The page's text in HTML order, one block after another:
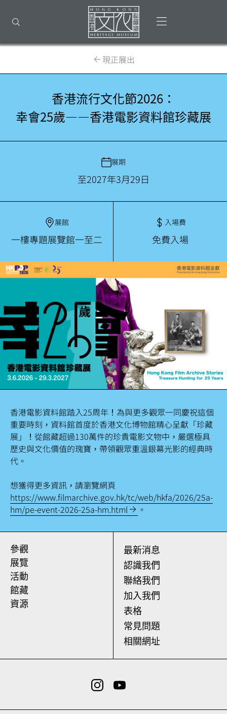
部
打開搜尋
首
頁
打開選單
現正展出
香港流行文化節2026：
幸會25歲——香港電影資料館珍藏展
展館
一樓專題展覽館一至二
展期
至2027年3月29日
入場費
免費入場
香港電影資料館踏入25周年！為與更多觀眾一同慶祝這個
重要時刻，資料館首度於香港文化博物館精心呈獻「珍藏
展」！從館藏超過130萬件的珍貴電影文物中，嚴選極具
歷史與文化價值的瑰寶，帶領觀眾重溫銀幕光影的經典時
代。
想獲得更多資訊，請瀏覽網頁
https://www.filmarchive.gov.hk/tc/web/hkfa/2026/25a-
hm/pe-event-2026-25a-hm.html
。
參觀
展覽
活動
館藏
資源
最新消息
認識我們
聯絡我們
加入我們
表格
常見問題
相關網址